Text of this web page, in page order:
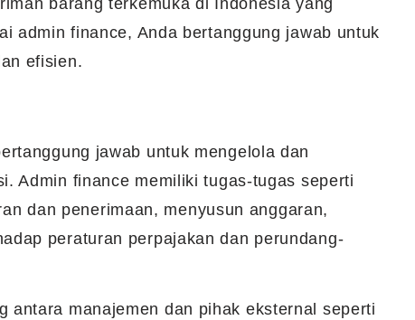
admin finance, Anda bertanggung jawab untuk
efisien.
jawab untuk mengelola dan
Admin finance memiliki tugas-tugas seperti
dan penerimaan, menyusun anggaran,
peraturan perpajakan dan perundang-
antara manajemen dan pihak eksternal seperti